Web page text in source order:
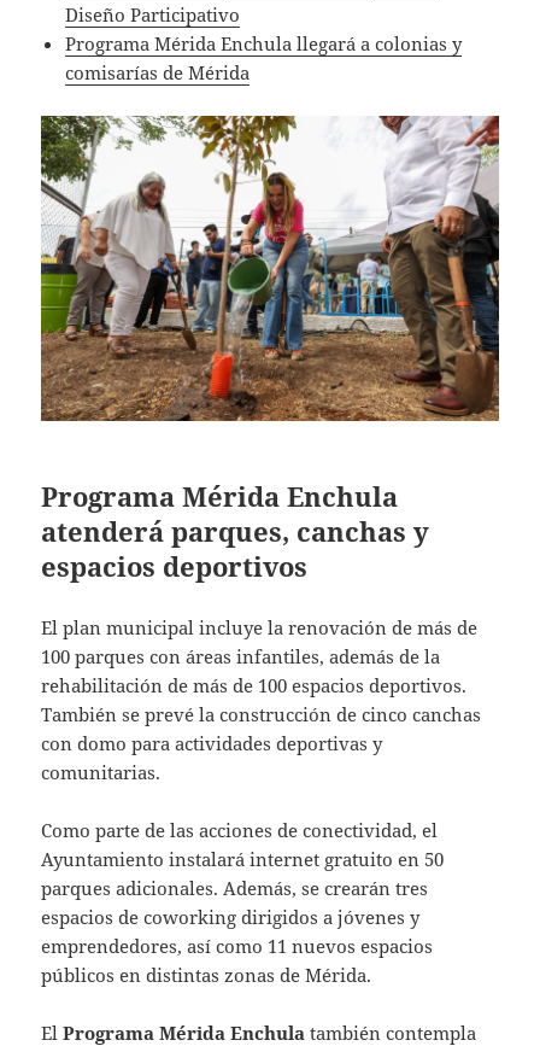
Diseño Participativo
Programa Mérida Enchula llegará a colonias y
comisarías de Mérida
Programa Mérida Enchula
atenderá parques, canchas y
espacios deportivos
El plan municipal incluye la renovación de más de
100 parques con áreas infantiles, además de la
rehabilitación de más de 100 espacios deportivos.
También se prevé la construcción de cinco canchas
con domo para actividades deportivas y
comunitarias.
Como parte de las acciones de conectividad, el
Ayuntamiento instalará internet gratuito en 50
parques adicionales. Además, se crearán tres
espacios de coworking dirigidos a jóvenes y
emprendedores, así como 11 nuevos espacios
públicos en distintas zonas de Mérida.
ElPrograma Mérida Enchula también contempla